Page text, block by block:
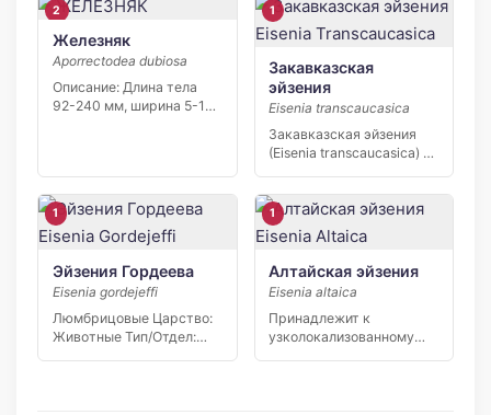
2
Железняк
Aporrectodea dubiosa
Описание: Длина тела
92-240 мм, ширина 5-10
1
Закавказская
эйзения
Eisenia transcaucasica
Закавказская эйзения
(Eisenia transcaucasica) —
эндемик Северного…
1
Эйзения Гордеева
Eisenia gordejeffi
Люмбрицовые Царство:
Животные Тип/Отдел:
1
Алтайская эйзения
Eisenia altaica
Принадлежит к
узколокализованному